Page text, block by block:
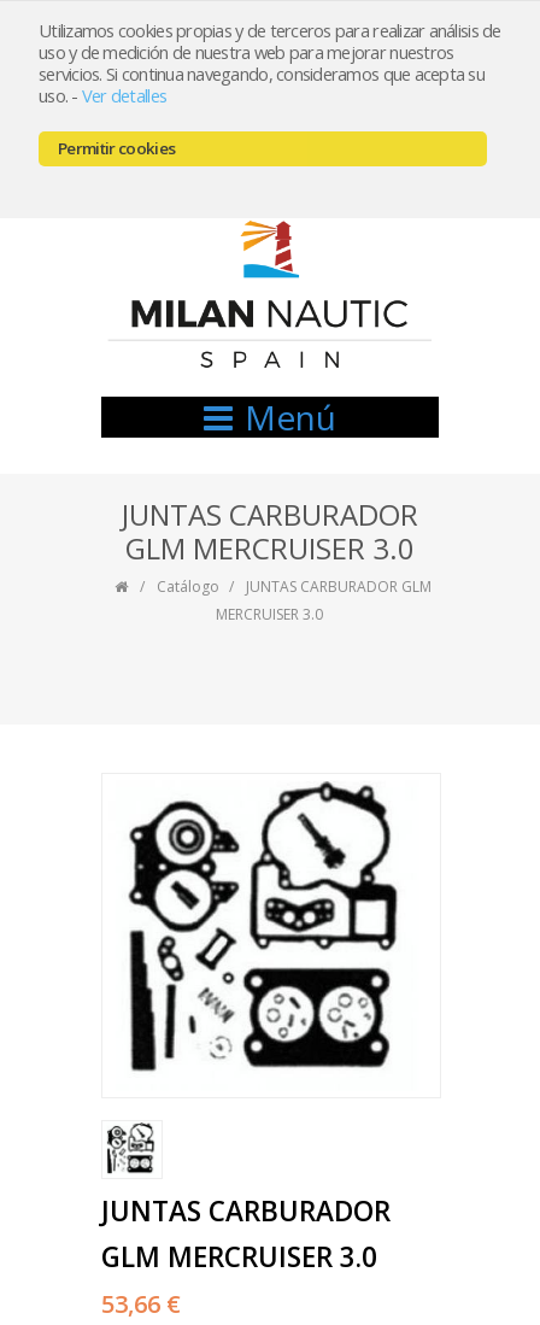
Utilizamos cookies propias y de terceros para realizar análisis de
uso y de medición de nuestra web para mejorar nuestros
servicios. Si continua navegando, consideramos que acepta su
uso. - Ver detalles
Permitir cookies
Registrarse Mi cuenta
666521122 // 654999333
Menú
JUNTAS CARBURADOR
GLM MERCRUISER 3.0
Catálogo
JUNTAS CARBURADOR GLM
MERCRUISER 3.0
JUNTAS CARBURADOR
GLM MERCRUISER 3.0
53,66 €